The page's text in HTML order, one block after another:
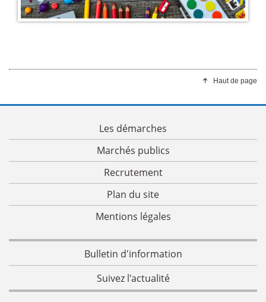
Haut de page
Les démarches
Marchés publics
Recrutement
Plan du site
Mentions légales
Bulletin d'information
Suivez l'actualité